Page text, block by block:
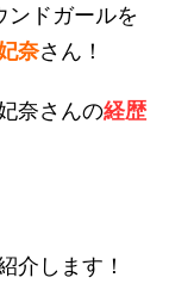
ンドガールを
奈さん！
奈さんの経歴
介します！